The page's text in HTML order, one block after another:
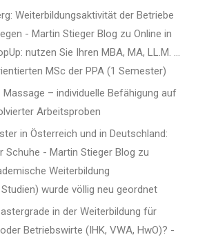
Weiterbildungsaktivität der Betriebe
- Martin Stieger Blog zu Online in
nutzen Sie Ihren MBA, MA, LL.M. …
MSc der PPA (1 Semester)
Massage – individuelle Befähigung auf
Arbeitsproben
in Österreich und in Deutschland:
Schuhe - Martin Stieger Blog zu
Weiterbildung
wurde völlig neu geordnet
in der Weiterbildung für
Betriebswirte (IHK, VWA, HwO)? -